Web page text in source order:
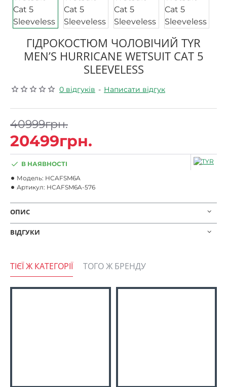
ГІДРОКОСТЮМ ЧОЛОВІЧИЙ TYR
MEN’S HURRICANE WETSUIT CAT 5
SLEEVELESS
0 відгуків - Написати відгук
20499грн.
40999грн.
В НАЯВНОСТІ
Модель: HCAFSM6A
Артикул: HCAFSM6A-576
ОПИС
ВІДГУКИ
ТІЄЇ Ж КАТЕГОРІЇ ТОГО Ж БРЕНДУ